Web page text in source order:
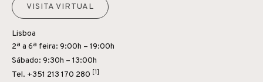
VISITA VIRTUAL
Lisboa
2ª a 6ª feira: 9:00h – 19:00h
Sábado: 9:30h – 13:00h
Tel. +351 213 170 280 [1]